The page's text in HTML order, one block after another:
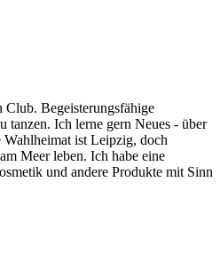
Begeisterungsfähige
tanzen. Ich lerne gern Neues - über
ist Leipzig, doch
Meer leben. Ich habe eine
und andere Produkte mit Sinn